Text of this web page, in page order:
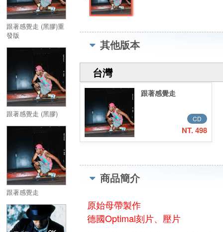
跟著感覺走 (黑膠)重
發版
跟著感覺走 (黑膠)
跟著感覺走
其他版本
台灣
跟著感覺走
CD
NT. 498
商品簡介
原始母帶製作
德國Optimal刻片、壓片